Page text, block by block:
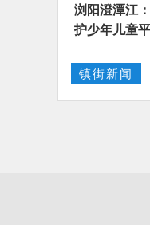
浏阳澄潭江
护少年儿童
镇街新闻